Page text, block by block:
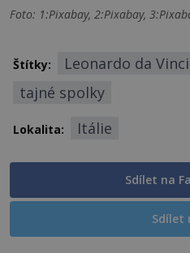
Foto: 1:Pixabay, 2:Pixabay,
Štítky: Leonardo da Vinci
tajné spolky
Lokalita: Itálie
Sdílet na
Sdílet